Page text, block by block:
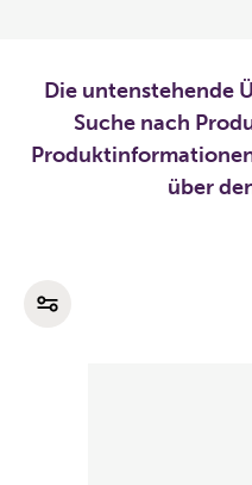
Die untenstehende
Suche nach
über